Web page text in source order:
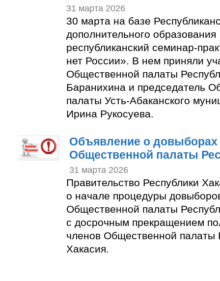
31 марта 2026
30 марта на базе
дополнительного
республиканский семинар-
нет России». В нем приняли
Общественной палаты
Баранихина и председатель
палаты Усть-Абаканского
Ирина Рукосуева.
Объявление о довыборах
Общественной палаты
31 марта 2026
Правительство Республики
о начале процедуры
Общественной палаты
с досрочным прекращением
членов Общественной палаты
Хакасия.